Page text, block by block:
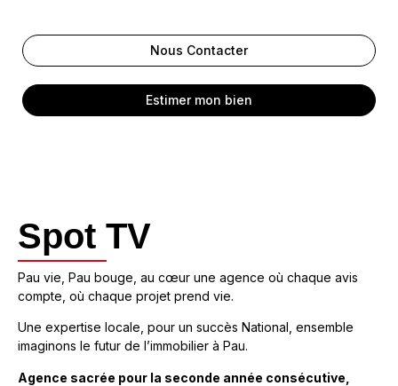
Nous Contacter
Estimer mon bien
Spot TV
Pau vie, Pau bouge, au cœur une agence où chaque avis
compte, où chaque projet prend vie.
Une expertise locale, pour un succès National, ensemble
imaginons le futur de l’immobilier à Pau.
Agence sacrée pour la seconde année consécutive,